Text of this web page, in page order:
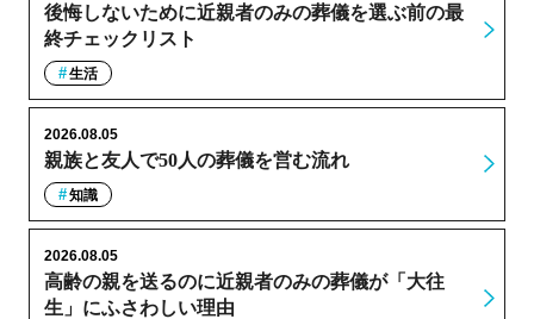
後悔しないために近親者のみの葬儀を選ぶ前の最
終チェックリスト
生活
親族と友人で50人の葬儀を営む流れ
2026.08.05
知識
高齢の親を送るのに近親者のみの葬儀が「大往
生」にふさわしい理由
2026.08.05